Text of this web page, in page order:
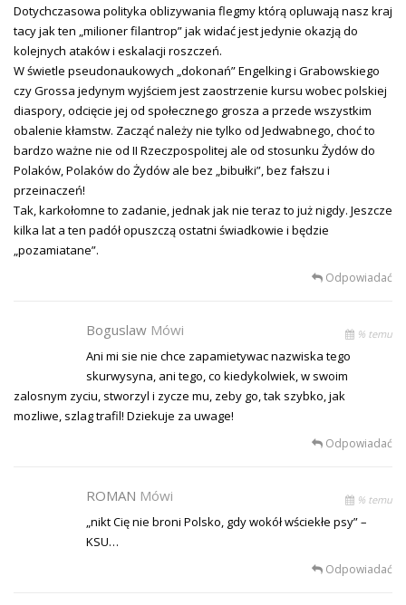
Dotychczasowa polityka oblizywania flegmy którą opluwają nasz kraj
tacy jak ten „milioner filantrop” jak widać jest jedynie okazją do
kolejnych ataków i eskalacji roszczeń.
W świetle pseudonaukowych „dokonań” Engelking i Grabowskiego
czy Grossa jedynym wyjściem jest zaostrzenie kursu wobec polskiej
diaspory, odcięcie jej od społecznego grosza a przede wszystkim
obalenie kłamstw. Zacząć należy nie tylko od Jedwabnego, choć to
bardzo ważne nie od II Rzeczpospolitej ale od stosunku Żydów do
Polaków, Polaków do Żydów ale bez „bibułki”, bez fałszu i
przeinaczeń!
Tak, karkołomne to zadanie, jednak jak nie teraz to już nigdy. Jeszcze
kilka lat a ten padół opuszczą ostatni świadkowie i będzie
„pozamiatane”.
Odpowiadać
Boguslaw Mówi % temu
Ani mi sie nie chce zapamietywac nazwiska tego
skurwysyna, ani tego, co kiedykolwiek, w swoim
zalosnym zyciu, stworzyl i zycze mu, zeby go, tak szybko, jak
mozliwe, szlag trafil! Dziekuje za uwage!
Odpowiadać
ROMAN Mówi % temu
„nikt Cię nie broni Polsko, gdy wokół wściekłe psy” –
KSU…
Odpowiadać